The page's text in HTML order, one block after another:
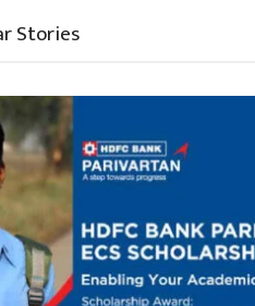
Stories